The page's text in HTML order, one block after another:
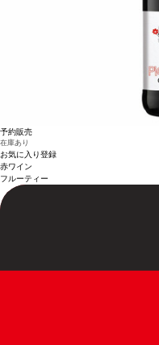
予約販売
在庫あり
お気に入り登録
赤ワイン
フルーティー